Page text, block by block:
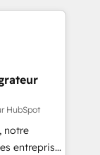
and
Tool.
2024,
ecosystem,
UK, USA,
and
seven
HubSpot
notre
entreprises